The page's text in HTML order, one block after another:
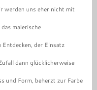
werden uns eher nicht mit
malerische
der Einsatz
dann glücklicherweise
und Form, beherzt zur Farbe